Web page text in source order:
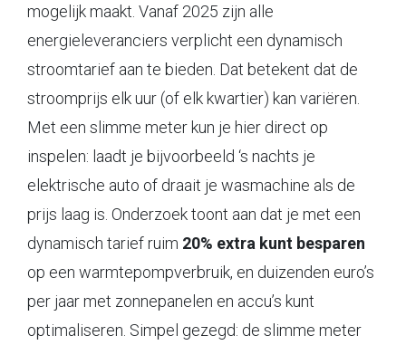
mogelijk maakt. Vanaf 2025 zijn alle
energieleveranciers verplicht een dynamisch
stroomtarief aan te bieden. Dat betekent dat de
stroomprijs elk uur (of elk kwartier) kan variëren.
Met een slimme meter kun je hier direct op
inspelen: laadt je bijvoorbeeld ‘s nachts je
elektrische auto of draait je wasmachine als de
prijs laag is. Onderzoek toont aan dat je met een
dynamisch tarief ruim 20% extra kunt besparen
op een warmtepompverbruik, en duizenden euro’s
per jaar met zonnepanelen en accu’s kunt
optimaliseren. Simpel gezegd: de slimme meter